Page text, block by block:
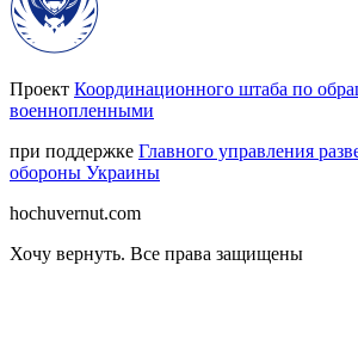
Проект Координационного штаба по
военнопленными
при поддержке Главного управления
обороны Украины
hochuvernut.com
Хочу вернуть. Все права защищены